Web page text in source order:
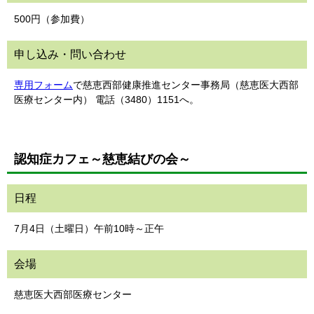
500円（参加費）
申し込み・問い合わせ
専用フォームで慈恵西部健康推進センター事務局（慈恵医大西部
医療センター内） 電話（3480）1151へ。
認知症カフェ～慈恵結びの会～
日程
7月4日（土曜日）午前10時～正午
会場
慈恵医大西部医療センター